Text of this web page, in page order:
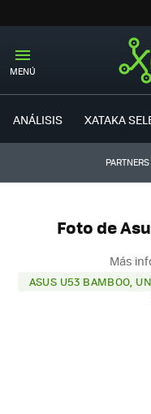
MENÚ
ANÁLISIS XATAKA
PARTNERS
Foto de
Más
ASUS U53 BAMBOO,